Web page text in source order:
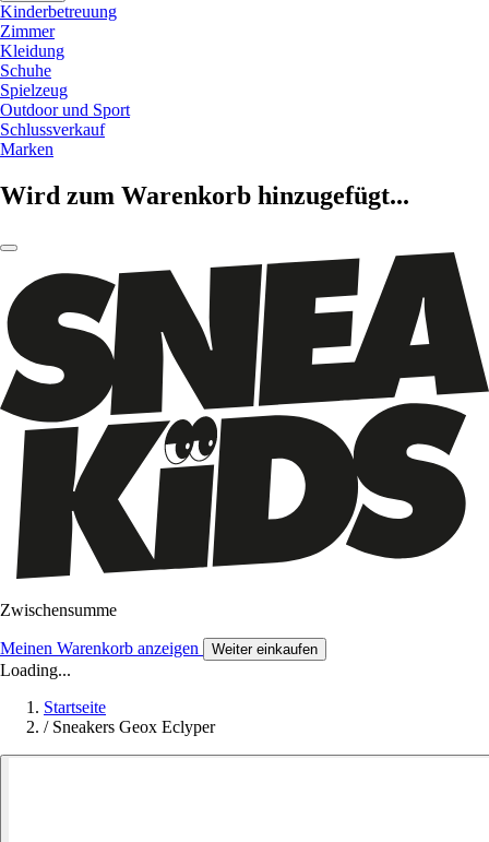
Kinderbetreuung
Zimmer
Kleidung
Schuhe
Spielzeug
Outdoor und Sport
Schlussverkauf
Marken
Wird zum Warenkorb hinzugefügt...
Zwischensumme
Meinen Warenkorb anzeigen Weiter einkaufen
Loading...
Startseite
/ Sneakers Geox Eclyper